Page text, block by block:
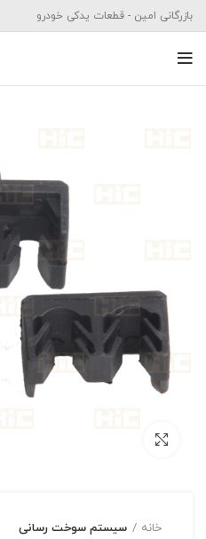
بازرگانی امین - قطعات یدکی خودرو
خانه سیستم سوخت رسانی